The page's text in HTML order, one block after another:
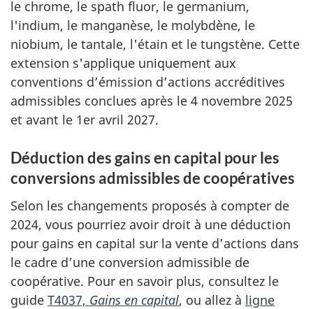
le chrome, le spath fluor, le germanium,
l'indium, le manganèse, le molybdène, le
niobium, le tantale, l'étain et le tungstène. Cette
extension s'applique uniquement aux
conventions d’émission d’actions accréditives
admissibles conclues après le 4 novembre 2025
et avant le 1er avril 2027.
Déduction des gains en capital pour les
conversions admissibles de coopératives
Selon les changements proposés à compter de
2024, vous pourriez avoir droit à une déduction
pour gains en capital sur la vente d’actions dans
le cadre d’une conversion admissible de
coopérative. Pour en savoir plus, consultez le
guide T4037, Gains en capital, ou allez à ligne